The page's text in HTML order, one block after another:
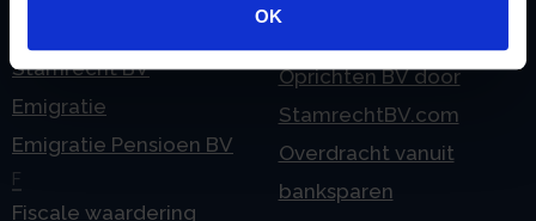
OK
Stamrecht BV
Emigratie
Emigratie Pensioen BV
F
Fiscale waardering
Oprichten BV door
StamrechtBV.com
Overdracht vanuit
banksparen